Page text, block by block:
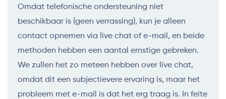
Omdat telefonische ondersteuning niet
beschikbaar is (geen verrassing), kun je alleen
contact opnemen via live chat of e-mail, en beide
methoden hebben een aantal ernstige gebreken.
We zullen het zo meteen hebben over live chat,
omdat dit een subjectievere ervaring is, maar het
probleem met e-mail is dat het erg traag is. In feite